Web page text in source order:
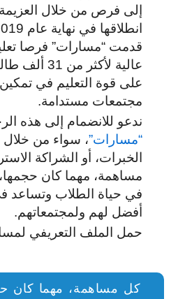
إلى فرص من خلال العزيمة
قدمت “مسارات” فرصا
عالية
على قوة التعليم في تمكين
مجتمعات مستدامة.
ندعو للانضمام إلى هذه
“مسارات”، سواء من خلال
الخبرات، أو الشراكة
مساهمة، مهما كان
في حياة الطلاب وتساعد
أفضل لهم ولمجتمعاتهم.
حمل الملف التعريفي
كل مساهمة، مهما كان